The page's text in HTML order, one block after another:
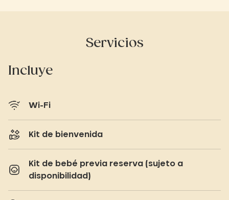
Servicios
Incluye
Wi-Fi
Kit de bienvenida
Kit de bebé previa reserva (sujeto a
disponibilidad)